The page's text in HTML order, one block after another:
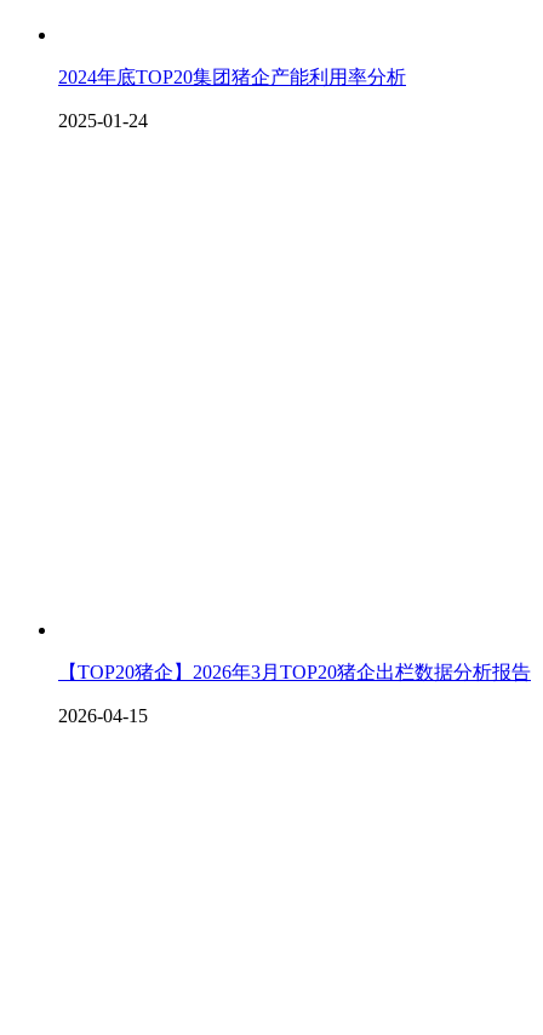
2024年底TOP20集团猪企产能利用率分析
2025-01-24
【TOP20猪企】2026年3月TOP20猪企出栏数据分析报告
2026-04-15